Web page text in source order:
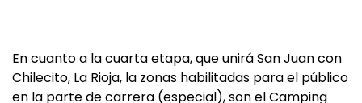
En cuanto a la cuarta etapa, que unirá San Juan con
Chilecito, La Rioja, la zonas habilitadas para el público
en la parte de carrera (especial), son el Camping